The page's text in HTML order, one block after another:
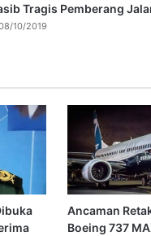
Tragis Pemberang
10/2019
Ancaman
Boeing 737